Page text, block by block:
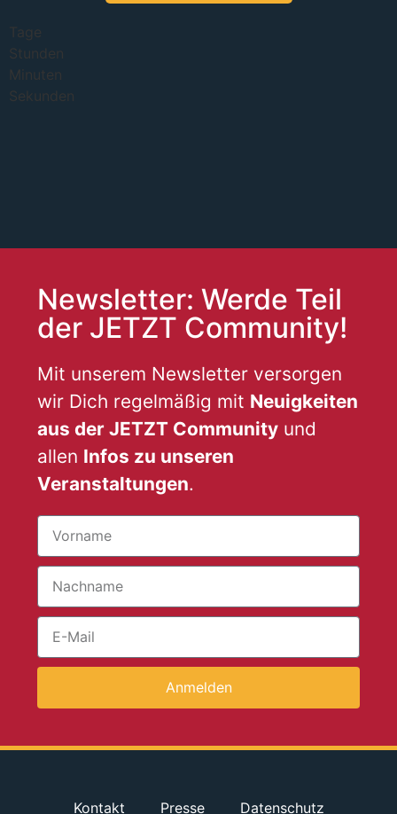
Tage
Stunden
Minuten
Sekunden
Newsletter: Werde Teil
der JETZT Community!
Mit unserem Newsletter versorgen
wir Dich regelmäßig mit Neuigkeiten
aus der JETZT Community und
allen Infos zu unseren
Veranstaltungen.
Anmelden
Kontakt Presse Datenschutz